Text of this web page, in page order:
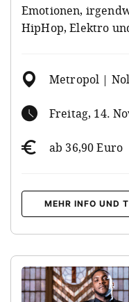
Emotionen,
HipHop, Elektro
Metropol |
Freitag, 14.
ab 36,90 Euro
MEHR INFO UND